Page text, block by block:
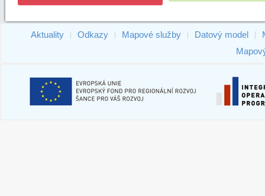
Aktuality Odkazy Mapové služby Datový model